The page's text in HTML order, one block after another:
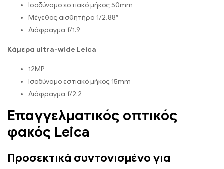
Ισοδύναμο εστιακό μήκος 50mm
Μέγεθος αισθητήρα 1/2,88″
Διάφραγμα f/1.9
Κάμερα ultra-wide Leica
12MP
Ισοδύναμο εστιακό μήκος 15mm
Διάφραγμα f/2.2
Επαγγελματικός οπτικός
φακός Leica
Προσεκτικά συντονισμένο για